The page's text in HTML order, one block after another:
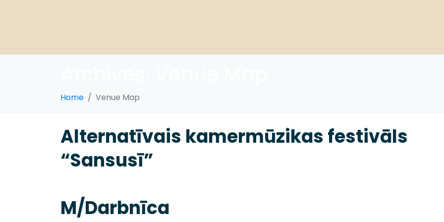
Home Venue Map
Alternatīvais kamermūzikas festivāls
“Sansusī”
M/Darbnīca